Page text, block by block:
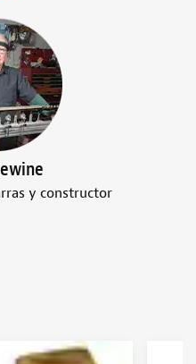
y constructor